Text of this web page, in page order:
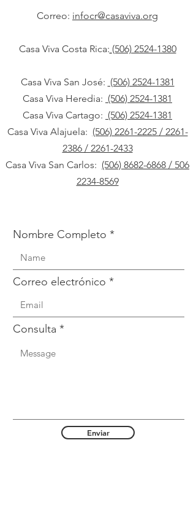
Correo: infocr@casaviva.org
Casa Viva Costa Rica: (506) 2524-1380
Casa Viva San José: (506) 2524-1381
Casa Viva Heredia: (506) 2524-1381
Casa Viva Cartago: (506) 2524-1381
Casa Viva Alajuela: (506) 2261-2225 / 2261-
2386 / 2261-2433
Casa Viva San Carlos: (506) 8682-6868 / 506
2234-8569
Nombre Completo
Correo electrónico
Consulta
Enviar